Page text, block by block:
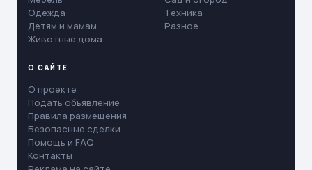
Одежда
Детям и мамам
Животные дома
Техника
Разное
О САЙТЕ
О проекте
Подать объявление
Правила размещения
Безопасные сделки
Помощь и FAQ
Контакты